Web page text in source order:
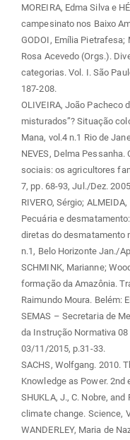
MOREIRA, Edma Silva e
campesinato nos Baixo
GODOI, Emília Pietrafesa;
Rosa Acevedo (Orgs.).
categorias. Vol. I. São
187-208.
OLIVEIRA, João Pacheco
misturados”? Situação
Mana, vol.4 n.1 Rio de
NEVES, Delma
sociais: os agricultores
7, pp. 68-93, Jul./Dez.
RIVERO, Sérgio;
Pecuária e
diretas do desmatamento
n.1, Belo Horizonte Jan./
SCHMINK, Marianne;
formação da Amazônia.
Raimundo Moura. Belém:
SEMAS – Secretaria de
da Instrução Normativa
03/11/2015, p.31-33.
SACHS, Wolfgang. 2010.
Knowledge as Power. 2nd
SHUKLA, J., C. Nobre,
climate change. Science,
WANDERLEY, Maria de